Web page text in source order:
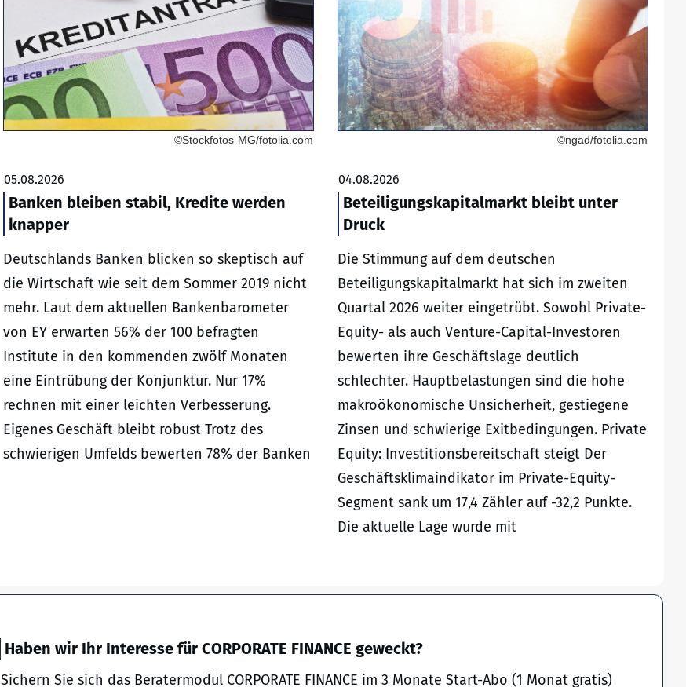
©Stockfotos-MG/fotolia.com
05.08.2026
Banken bleiben stabil, Kredite werden
knapper
Deutschlands Banken blicken so skeptisch auf
die Wirtschaft wie seit dem Sommer 2019 nicht
mehr. Laut dem aktuellen Bankenbarometer
von EY erwarten 56% der 100 befragten
Institute in den kommenden zwölf Monaten
eine Eintrübung der Konjunktur. Nur 17%
rechnen mit einer leichten Verbesserung.
Eigenes Geschäft bleibt robust Trotz des
schwierigen Umfelds bewerten 78% der Banken
©ngad/fotolia.com
04.08.2026
Beteiligungskapitalmarkt bleibt unter
Druck
Die Stimmung auf dem deutschen
Beteiligungskapitalmarkt hat sich im zweiten
Quartal 2026 weiter eingetrübt. Sowohl Private-
Equity- als auch Venture-Capital-Investoren
bewerten ihre Geschäftslage deutlich
schlechter. Hauptbelastungen sind die hohe
makroökonomische Unsicherheit, gestiegene
Zinsen und schwierige Exitbedingungen. Private
Equity: Investitionsbereitschaft steigt Der
Geschäftsklimaindikator im Private-Equity-
Segment sank um 17,4 Zähler auf -32,2 Punkte.
Die aktuelle Lage wurde mit
Haben wir Ihr Interesse für CORPORATE FINANCE geweckt?
Sichern Sie sich das Beratermodul CORPORATE FINANCE im 3 Monate Start-Abo (1 Monat gratis)